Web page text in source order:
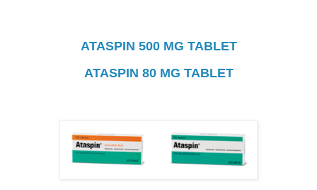
ATASPIN 500 MG TABLET
ATASPIN 80 MG TABLET